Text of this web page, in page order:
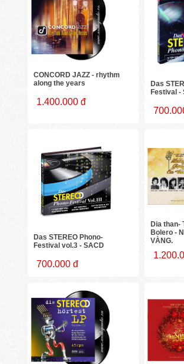
CONCORD JAZZ - rhythm
along the years
1.400.000 đ
Das
Festival -
Das STEREO Phono-
Festival vol.3 - SACD
700.000 đ
Dia than-
Bolero -
VÀNG.